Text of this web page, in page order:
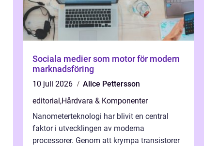
Sociala medier som motor för modern
marknadsföring
10 juli 2026
Alice Pettersson
editorial,Hårdvara & Komponenter
Nanometerteknologi har blivit en central
faktor i utvecklingen av moderna
processorer. Genom att krympa transistorer